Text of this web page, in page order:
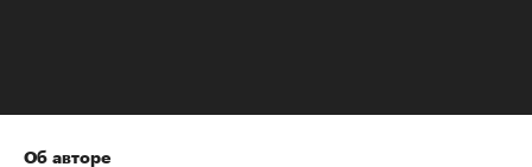
Об авторе